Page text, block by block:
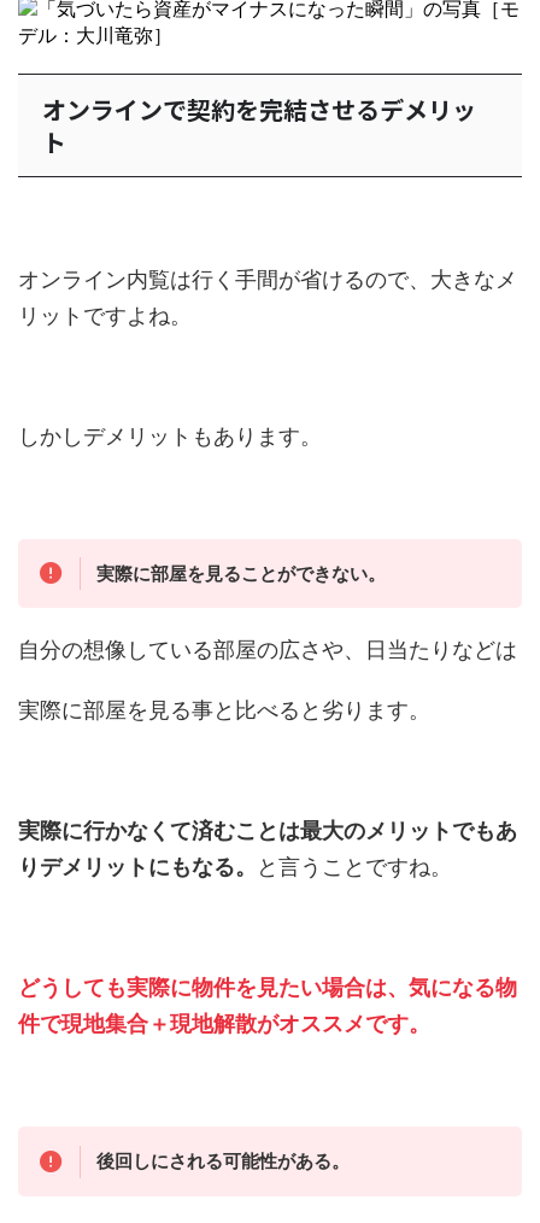
オンラインで契約を完結させるデメリッ
ト
オンライン内覧は行く手間が省けるので、大きなメ
リットですよね。
しかしデメリットもあります。
実際に部屋を見ることができない。
自分の想像している部屋の広さや、日当たりなどは
実際に部屋を見る事と比べると劣ります。
実際に行かなくて済むことは最大のメリットでもあ
りデメリットにもなる。
と言うことですね。
どうしても実際に物件を見たい場合は、気になる物
件で現地集合＋現地解散がオススメです。
後回しにされる可能性がある。